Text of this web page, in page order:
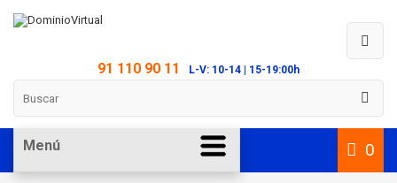
91 110 90 11 L-V: 10-14 | 15-19:00h
0
Menú